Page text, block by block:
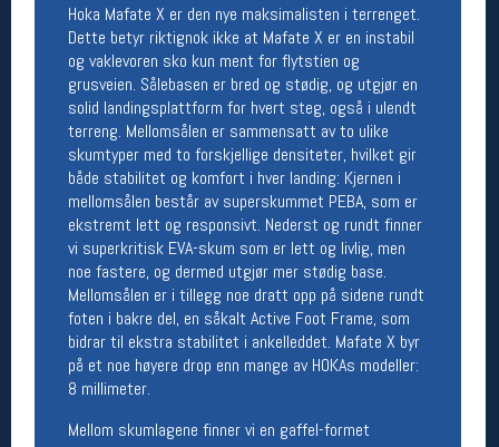
Hoka Mafate X er den nye maksimalisten i terrenget.
Dette betyr riktignok ikke at Mafate X er en instabil
og vaklevoren sko kun ment for flytstien og
grusveien. Sålebasen er bred og stødig, og utgjør en
solid landingsplattform for hvert steg, også i ulendt
terreng. Mellomsålen er sammensatt av to ulike
skumtyper med to forskjellige densiteter, hvilket gir
både stabilitet og komfort i hver landing: Kjernen i
mellomsålen består av superskummet PEBA, som er
ekstremt lett og responsivt. Nederst og rundt finner
vi superkritisk EVA-skum som er lett og livlig, men
noe fastere, og dermed utgjør mer stødig base.
Mellomsålen er i tillegg noe dratt opp på sidene rundt
foten i bakre del, en såkalt Active Foot Frame, som
bidrar til ekstra stabilitet i ankelleddet. Mafate X byr
på et noe høyere drop enn mange av HOKAs modeller:
8 millimeter.
Mellom skumlagene finner vi en gaffel-formet
Åpningstider butikk
Man-Fredag:
11-18
Lørdag:
11-16
Team Oslo Sportslager
Magasinet
Medlemstilbud og aktiviteter
MELD DEG INN GRATIS
Åpningstider verkstedet
Man-Fredag:
11-18
Lørdag:
For å bestille time må du logge inn i